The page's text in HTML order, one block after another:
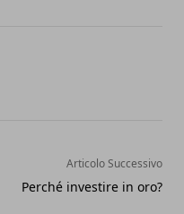
Articolo Successivo
Perché investire in oro?